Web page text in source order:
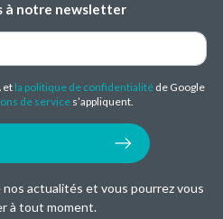
à notre newsletter
etla politique de confidentialitéde Google
de service s’appliquent.
actualités et vous pourrez vous
à tout moment.